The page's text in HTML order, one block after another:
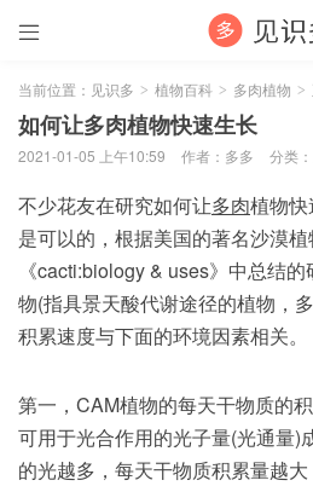

当前位置： 见识多 > 植物百科 > 多肉植物 >
如何让多肉植物快速生长
2021-01-05 上午10:59 作者：多多 分类：
不少花友在研究如何让多肉植物
是可以的，根据美国的著名沙漠
《cacti:biology & uses》中总结
物(指具景天酸代谢途径的植物，
积累速度与下面的环境因素相关。
第一，CAM植物的每天干物质的
可用于光合作用的光子量(光通量)
的光越多，每天干物质积累量越